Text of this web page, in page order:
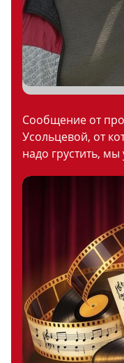
Сообщение от
Усольцевой, от
надо грустить,